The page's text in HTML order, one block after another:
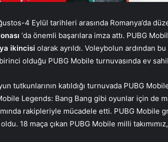
4 Eylül tarihleri ​​arasında Romanya’da
‘da önemli başarılara imza attı. PUBG
ikincisi olarak ayrıldı. Voleybolun ardından
birinci olduğu PUBG Mobile turnuvasında ev
tutkunlarının katıldığı turnuvada PUBG
Legends: Bang Bang gibi oyunlar için de
rakipleriyle mücadele etti. PUBG Mobile
18 maça çıkan PUBG Mobile milli takımımız,